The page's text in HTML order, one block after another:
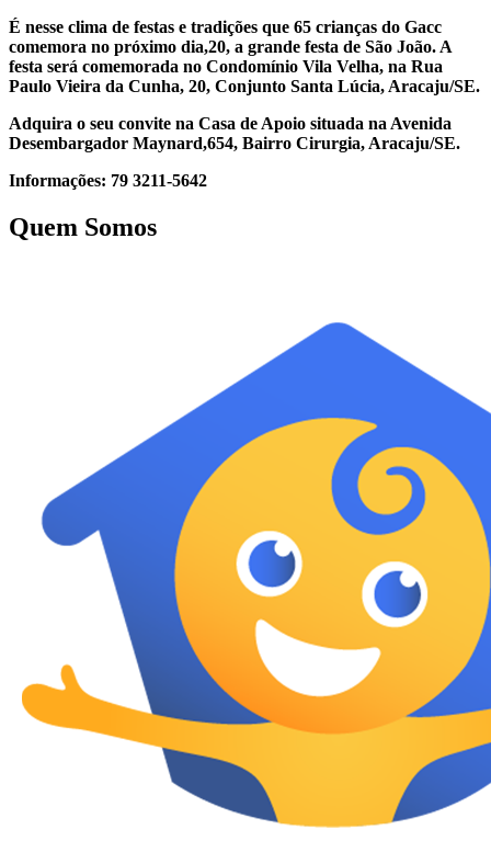
É nesse clima de festas e tradições que 65 crianças do Gacc
comemora no próximo dia,20, a grande festa de São João. A
festa será comemorada no Condomínio Vila Velha, na Rua
Paulo Vieira da Cunha, 20, Conjunto Santa Lúcia, Aracaju/SE.
Adquira o seu convite na Casa de Apoio situada na Avenida
Desembargador Maynard,654, Bairro Cirurgia, Aracaju/SE.
Informações: 79 3211-5642
Quem Somos